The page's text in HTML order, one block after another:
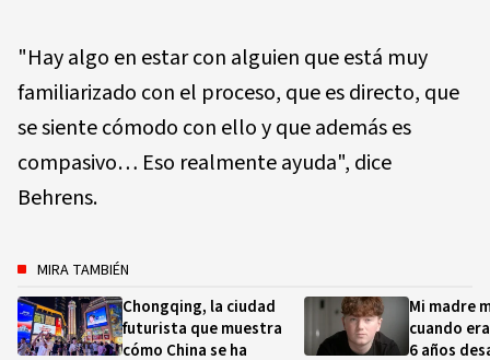
"Hay algo en estar con alguien que está muy
familiarizado con el proceso, que es directo, que
se siente cómodo con ello y que además es
compasivo… Eso realmente ayuda", dice
Behrens.
MIRA TAMBIÉN
Chongqing, la ciudad
futurista que muestra
cómo China se ha
Mi madre
cuando
6 años